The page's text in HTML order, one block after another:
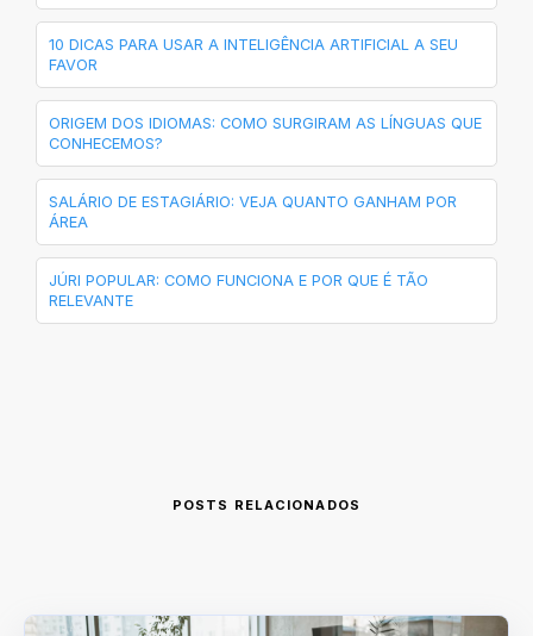
10 DICAS PARA USAR A INTELIGÊNCIA ARTIFICIAL A SEU
FAVOR
ORIGEM DOS IDIOMAS: COMO SURGIRAM AS LÍNGUAS QUE
CONHECEMOS?
SALÁRIO DE ESTAGIÁRIO: VEJA QUANTO GANHAM POR
ÁREA
JÚRI POPULAR: COMO FUNCIONA E POR QUE É TÃO
RELEVANTE
POSTS RELACIONADOS